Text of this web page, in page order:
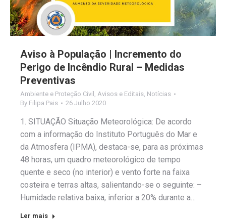
Aviso à População | Incremento do
Perigo de Incêndio Rural – Medidas
Preventivas
Ambiente e Proteção Civil Avisos e Editais Notícias
By Filipa Pais 26 Julho 2020
1. SITUAÇÃO Situação Meteorológica: De acordo
com a informação do Instituto Português do Mar e
da Atmosfera (IPMA), destaca-se, para as próximas
48 horas, um quadro meteorológico de tempo
quente e seco (no interior) e vento forte na faixa
costeira e terras altas, salientando-se o seguinte: –
Humidade relativa baixa, inferior a 20% durante a…
Ler mais